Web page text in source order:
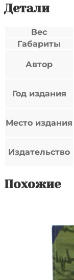
Детали
Вес
Габариты
Автор
Год издания
Место издания
Издательство
Похожие